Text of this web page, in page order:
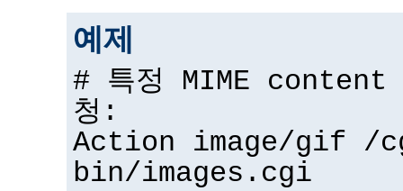
예제
# 특정 MIME content
청:
Action image/gif /
bin/images.cgi